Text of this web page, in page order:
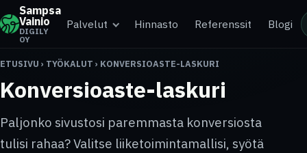
Sampsa
Vainio
DIGILY
OY
Palvelut Hinnasto Referenssit Blogi
ETUSIVU › TYÖKALUT › KONVERSIOASTE-LASKURI
Konversioaste-laskuri
Paljonko sivustosi paremmasta konversiosta
tulisi rahaa? Valitse liiketoimintamallisi, syötä